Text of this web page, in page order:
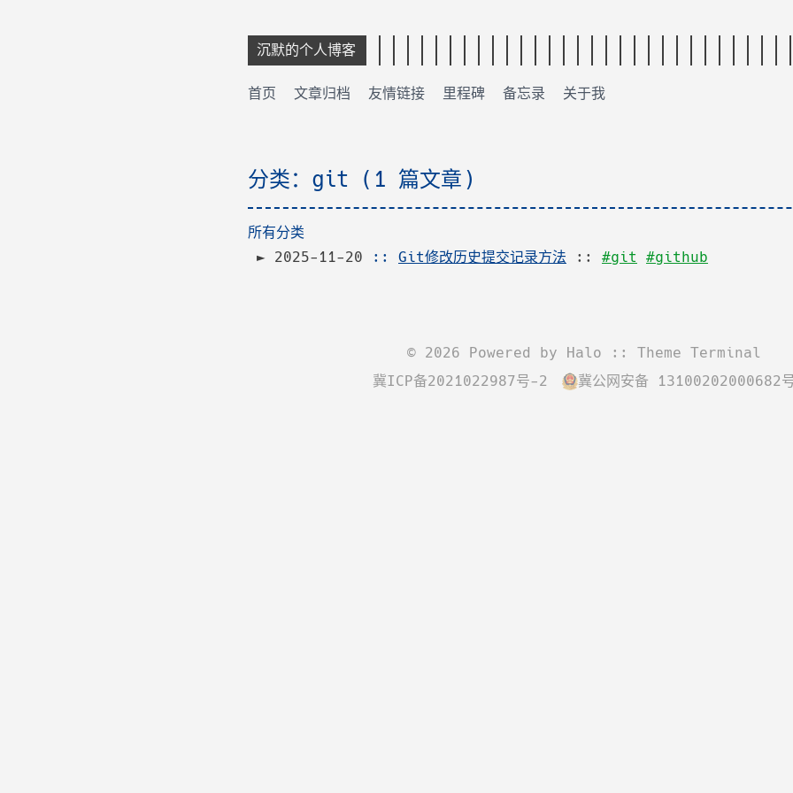
沉默的个人博客
首页 文章归档 友情链接 里程碑 备忘录 关于我
分类：git (1 篇文章)
所有分类
2025-11-20 :: Git修改历史提交记录方法 :: #git #github
© 2026 Powered by Halo :: Theme Terminal
冀ICP备2021022987号-2
冀公网安备 13100202000682